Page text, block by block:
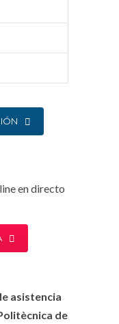
en directo
asistencia
de